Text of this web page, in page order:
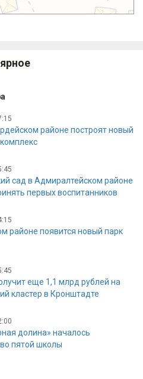
районе построят новый
сад в Адмиралтейском районе
первых воспитанников
районе появится новый парк
еще 1,1 млрд рублей на
кластер в Кронштадте
долина» началось
пятой школы